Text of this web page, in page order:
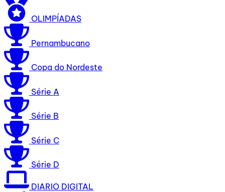
OLIMPÍADAS
Pernambucano
Copa do Nordeste
Série A
Série B
Série C
Série D
DIARIO DIGITAL